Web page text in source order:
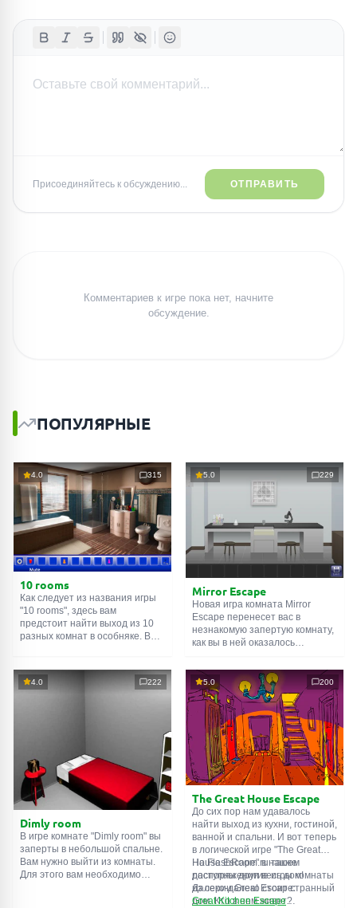
Присоединяйтесь к обсуждению... ОТПРАВИТЬ
Комментариев к игре пока нет, начните
обсуждение.
ПОПУЛЯРНЫЕ
4.0 315
10 rooms
Как следует из названия игры
"10 rooms", здесь вам
предстоит найти выход из 10
разных комнат в особняке. В
их, чтобы выйти. Выход из
одной комнаты является
5.0 229
Mirror Escape
Новая игра комната Mirror
Escape перенесет вас в
незнакомую запертую комнату,
как вы в ней оказалось
смекалки попробуйте решить
все, приготовленные авторами
для вас, головоломки и найти
выход на свободу.
Внимательно осмотрите
помещение, возможно вы
сможете найти какие-нибудь
подсказки. Желаем удачи!
4.0 222
Dimly room
В игре комнате "Dimly room" вы
заперты в небольшой спальне.
Вам нужно выйти из комнаты.
Для этого вам необходимо
5.0 200
The Great House Escape
До сих пор нам удавалось
найти выход из кухни, гостиной,
ванной и спальни. И вот теперь
в логической игре "The Great
House Escape" в нашем
распоряжении весь дом!
Далеко-далеко стоит странный
дом. Кто в нем живет?
На FlashRoom.ru также
доступны другие игры комнаты
из серии Great Escape:
Great Kitchen Escape